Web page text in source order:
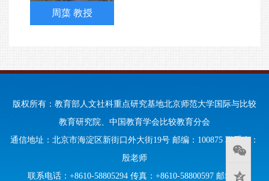
周蕖 教授
版权所有：教育部人文社科重点研究基地北京师范大学国际与比较
教育研究院、中国教育学会比较教育分会
通信地址：北京市海淀区新街口外大街19号 邮编：100875 联系人：
殷老师
联系电话：+8610-58805294 传真：+8610-58800597 邮箱：